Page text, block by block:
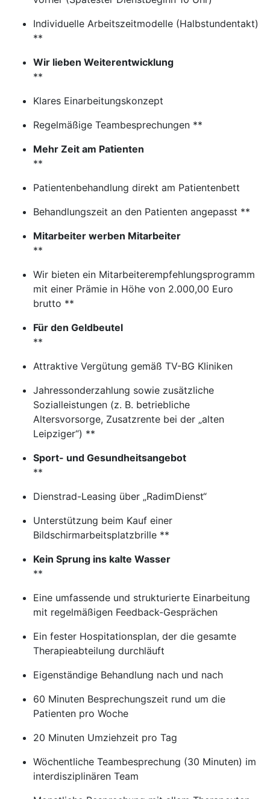
Individuelle Arbeitszeitmodelle (Halbstundentakt)
**
Wir lieben Weiterentwicklung
**
Klares Einarbeitungskonzept
Regelmäßige Teambesprechungen **
Mehr Zeit am Patienten
**
Patientenbehandlung direkt am Patientenbett
Behandlungszeit an den Patienten angepasst **
Mitarbeiter werben Mitarbeiter
**
Wir bieten ein Mitarbeiterempfehlungsprogramm
mit einer Prämie in Höhe von 2.000,00 Euro
brutto **
Für den Geldbeutel
**
Attraktive Vergütung gemäß TV-BG Kliniken
Jahressonderzahlung sowie zusätzliche
Sozialleistungen (z. B. betriebliche
Altersvorsorge, Zusatzrente bei der „alten
Leipziger“) **
Sport- und Gesundheitsangebot
**
Dienstrad-Leasing über „RadimDienst“
Unterstützung beim Kauf einer
Bildschirmarbeitsplatzbrille **
Kein Sprung ins kalte Wasser
**
Eine umfassende und strukturierte Einarbeitung
mit regelmäßigen Feedback-Gesprächen
Ein fester Hospitationsplan, der die gesamte
Therapieabteilung durchläuft
Eigenständige Behandlung nach und nach
60 Minuten Besprechungszeit rund um die
Patienten pro Woche
20 Minuten Umziehzeit pro Tag
Wöchentliche Teambesprechung (30 Minuten) im
interdisziplinären Team